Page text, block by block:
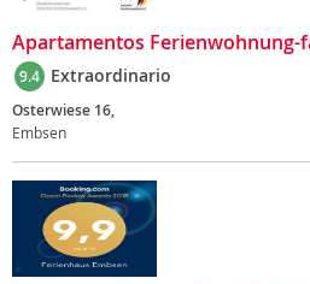
Apartamentos Ferienwohnung-
9.4 Extraordinario
Osterwiese 16,
Embsen